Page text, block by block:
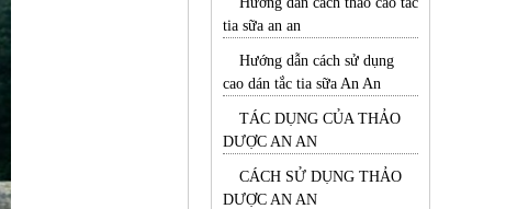
tia sữa an an
Hướng dẫn cách sử dụng
cao dán tắc tia sữa An An
TÁC DỤNG CỦA THẢO
DƯỢC AN AN
CÁCH SỬ DỤNG THẢO
DƯỢC AN AN